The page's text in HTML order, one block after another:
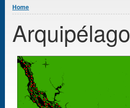
You are here
Home